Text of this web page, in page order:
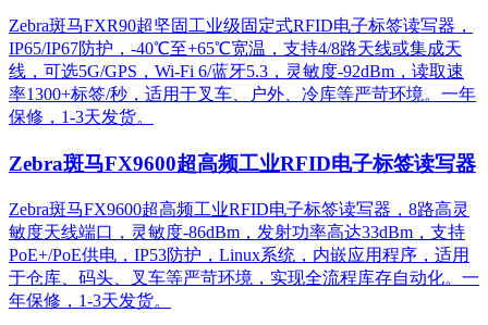
Zebra斑马FXR90超坚固工业级固定式RFID电子标签读写器，
IP65/IP67防护，-40℃至+65℃宽温，支持4/8路天线或集成天
线，可选5G/GPS，Wi-Fi 6/蓝牙5.3，灵敏度-92dBm，读取速
率1300+标签/秒，适用于叉车、户外、冷库等严苛环境。一年
保修，1-3天发货。
Zebra斑马FX9600超高频工业RFID电子标签读写器
Zebra斑马FX9600超高频工业RFID电子标签读写器，8路高灵
敏度天线端口，灵敏度-86dBm，发射功率高达33dBm，支持
PoE+/PoE供电，IP53防护，Linux系统，内嵌应用程序，适用
于仓库、码头、叉车等严苛环境，实现全流程库存自动化。一
年保修，1-3天发货。